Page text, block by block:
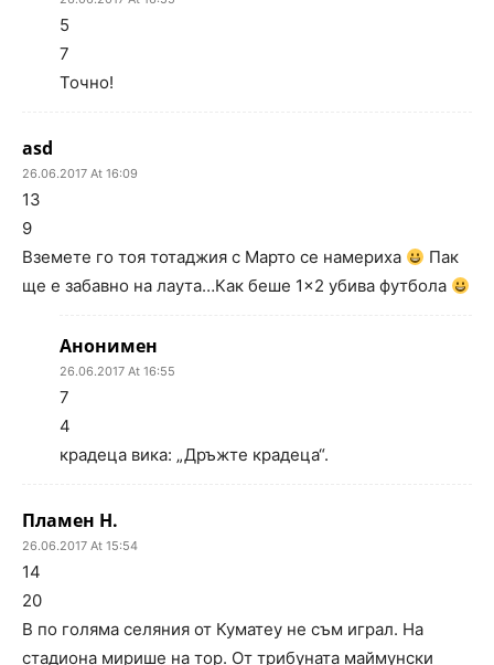
5
7
Точно!
asd
26.06.2017 At 16:09
13
9
Вземете го тоя тотаджия с Марто се намериха
Пак
ще е забавно на лаута…Как беше 1×2 убива футбола
Анонимен
26.06.2017 At 16:55
7
4
крадеца вика: „Дръжте крадеца“.
Пламен Н.
26.06.2017 At 15:54
14
20
В по голяма селяния от Куматеу не съм играл. На
стадиона мирише на тор. От трибуната маймунски